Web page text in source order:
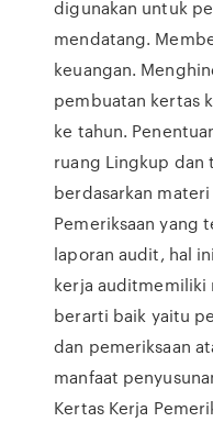
digunakan untuk
mendatang.
keuangan.
pembuatan kertas
ke tahun.
ruang Lingkup dan
berdasarkan
Pemeriksaan yang
laporan audit, hal
kerja auditmemiliki
berarti baik yaitu
dan pemeriksaan
manfaat
Kertas Kerja